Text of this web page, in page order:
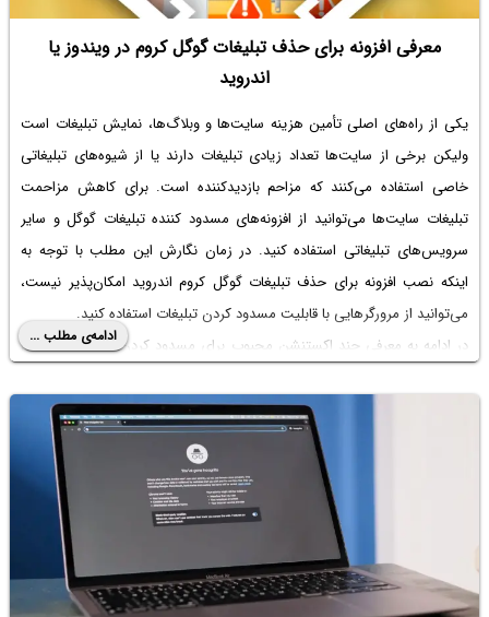
معرفی افزونه برای حذف تبلیغات گوگل کروم در ویندوز یا
اندروید
یکی از راه‌های اصلی تأمین هزینه سایت‌ها و وبلاگ‌ها، نمایش تبلیغات است
ولیکن برخی از سایت‌ها تعداد زیادی تبلیغات دارند یا از شیوه‌های تبلیغاتی
خاصی استفاده می‌کنند که مزاحم بازدیدکننده است. برای کاهش مزاحمت
تبلیغات سایت‌ها می‌توانید از افزونه‌های مسدود کننده تبلیغات گوگلو سایر
سرویس‌های تبلیغاتی استفاده کنید. در زمان نگارش این مطلب با توجه به
اینکه نصب افزونه برای حذف تبلیغات گوگل کروم اندروید امکان‌پذیر نیست،
می‌توانید از مرورگرهایی با قابلیت مسدود کردن تبلیغات استفاده کنید.
در ادامه به معرفی چند اکستنشن محبوب برای مسدود کردن تبلیغات در گوگل
ادامه‌ی مطلب ...